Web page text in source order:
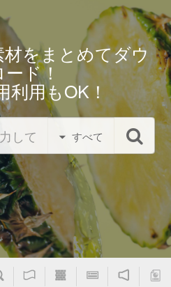
をまとめてダウ
ド！
利用もOK！
すべて